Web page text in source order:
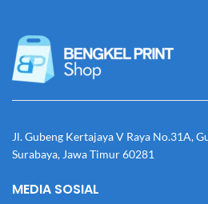
Jl. Gubeng Kertajaya V Raya No.31A,
Surabaya, Jawa Timur 60281
MEDIA SOSIAL